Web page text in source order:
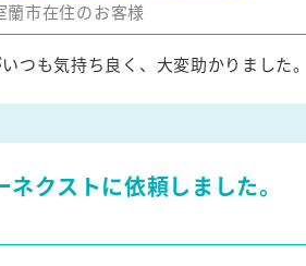
蘭市在住のお客様
つも気持ち良く、大変助かりました。
ネクストに依頼しました。